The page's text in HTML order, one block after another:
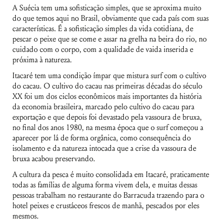
A Suécia tem uma sofisticação simples, que se aproxima muito
do que temos aqui no Brasil, obviamente que cada país com suas
características. É a sofisticação simples da vida cotidiana, de
pescar o peixe que se come e assar na grelha na beira do rio, no
cuidado com o corpo, com a qualidade de vaida inserida e
próxima à natureza.
Itacaré tem uma condição ímpar que mistura surf com o cultivo
do cacau. O cultivo do cacau nas primeiras décadas do século
XX foi um dos ciclos econômicos mais importantes da história
da economia brasileira, marcado pelo cultivo do cacau para
exportação e que depois foi devastado pela vassoura de bruxa,
no final dos anos 1980, na mesma época que o surf começou a
aparecer por lá de forma orgânica, como consequência do
isolamento e da natureza intocada que a crise da vassoura de
bruxa acabou preservando.
A cultura da pesca é muito consolidada em Itacaré, praticamente
todas as famílias de alguma forma vivem dela, e muitas dessas
pessoas trabalham no restaurante do Barracuda trazendo para o
hotel peixes e crustáceos frescos de manhã, pescados por eles
mesmos.